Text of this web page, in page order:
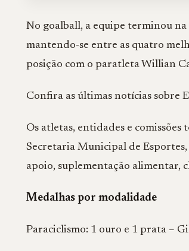
No goalball, a equipe terminou
mantendo-se entre as quatro
posição com o paratleta Willian
Confira as últimas notícias sobre
Os atletas, entidades e
Secretaria Municipal de
apoio, suplementação alimentar,
Medalhas por modalidade
Paraciclismo: 1 ouro e 1 prata –